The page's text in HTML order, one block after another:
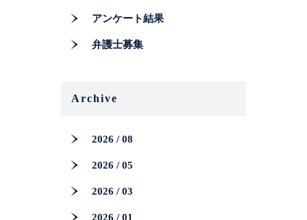
アンケート結果
弁護士募集
Archive
2026 / 08
2026 / 05
2026 / 03
2026 / 01